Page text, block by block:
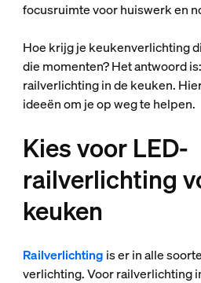
focusruimte voor huiswerk en
Hoe krijg je keukenverlichting
die momenten? Het antwoord
railverlichting in de keuken.
ideeën om je op weg te helpen.
Kies voor LED-
railverlichting
keuken
Railverlichting is er in alle
verlichting. Voor railverlichting